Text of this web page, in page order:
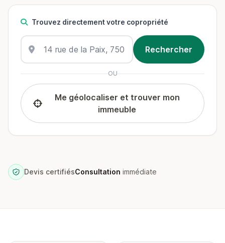
Trouvez directement votre copropriété
OU
Me géolocaliser et trouver mon
immeuble
Devis certifiésConsultation immédiate